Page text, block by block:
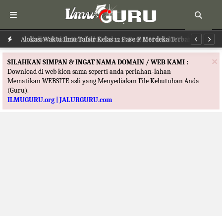
Alokasi Waktu Ilmu Tafsir Kelas 12 Fase F Merdeka Terbaru
×
SILAHKAN SIMPAN & INGAT NAMA DOMAIN / WEB KAMI :
Download di web klon sama seperti anda perlahan-lahan
Mematikan WEBSITE asli yang Menyediakan File Kebutuhan Anda
(Guru).
ILMUGURU.org | JALURGURU.com